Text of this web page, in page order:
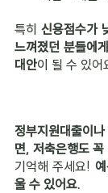
특히 신용점수가
느껴졌던 분들에
대안이 될 수 있어
정부지원대출이
면, 저축은행도
기억해 주세요!
울 수 있어요.